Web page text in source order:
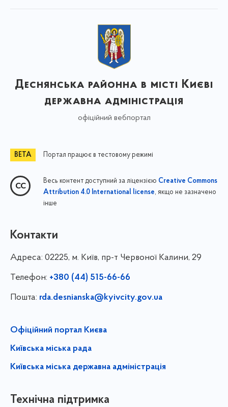
Деснянська районна в місті Києві
державна адміністрація
офіційний вебпортал
Портал працює в тестовому режимі
Весь контент доступний за ліцензією Creative Commons
Attribution 4.0 International license, якщо не зазначено
інше
Контакти
Адреса: 02225, м. Київ, пр-т Червоної Калини, 29
Телефон: +380 (44) 515-66-66
Пошта: rda.desnianska@kyivcity.gov.ua
Офіційний портал Києва
Київська міська рада
Київська міська державна адміністрація
Технічна підтримка